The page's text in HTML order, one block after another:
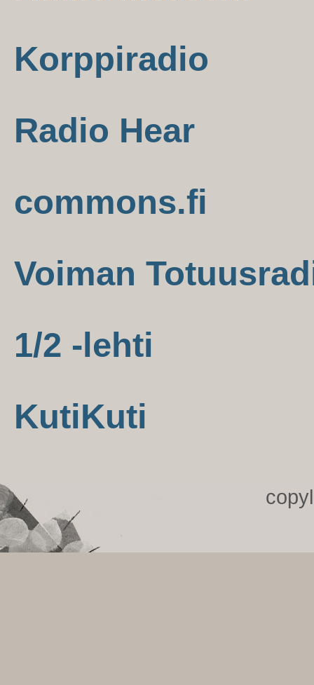
Korppiradio
Radio Hear
commons.fi
Voiman
1/2 -lehti
KutiKuti